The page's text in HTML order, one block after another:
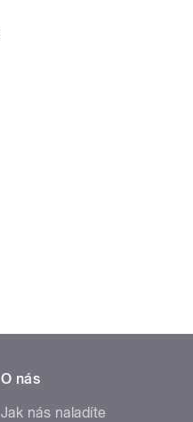
O nás
Jak nás naladíte